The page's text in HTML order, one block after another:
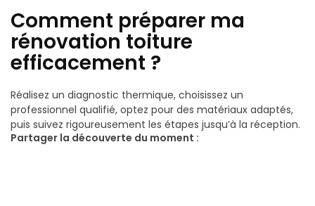
Comment préparer ma
rénovation toiture
efficacement ?
Réalisez un diagnostic thermique, choisissez un
professionnel qualifié, optez pour des matériaux adaptés,
puis suivez rigoureusement les étapes jusqu’à la réception.
Partager la découverte du moment :